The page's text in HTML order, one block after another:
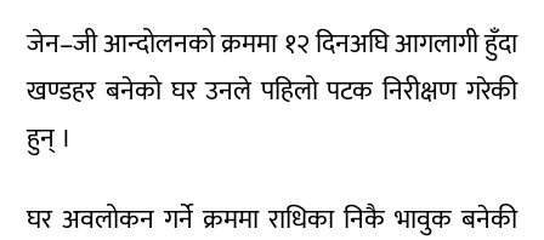
जेन–जी आन्दोलनको क्रममा १२ दिनअघि आगलागी हुँदा
खण्डहर बनेको घर उनले पहिलो पटक निरीक्षण गरेकी
हुन् ।
घर अवलोकन गर्ने क्रममा राधिका निकै भावुक बनेकी